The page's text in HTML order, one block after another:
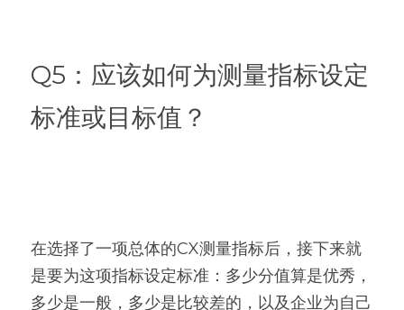
Q5：应该如何为测量指标设定
标准或目标值？
在选择了一项总体的CX测量指标后，接下来就
是要为这项指标设定标准：多少分值算是优秀，
多少是一般，多少是比较差的，以及企业为自己